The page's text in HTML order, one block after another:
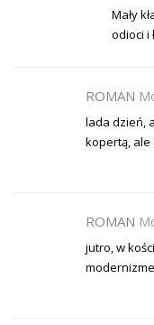
Mały
odioci i
ROMAN
lada dzień,
kopertą,
ROMAN
jutro, w